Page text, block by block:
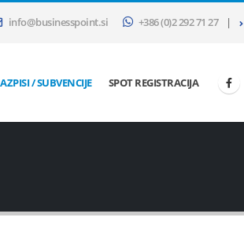
info@businesspoint.si +386 (0)2 292 71 27 |
/ SUBVENCIJE SPOT REGISTRACIJA